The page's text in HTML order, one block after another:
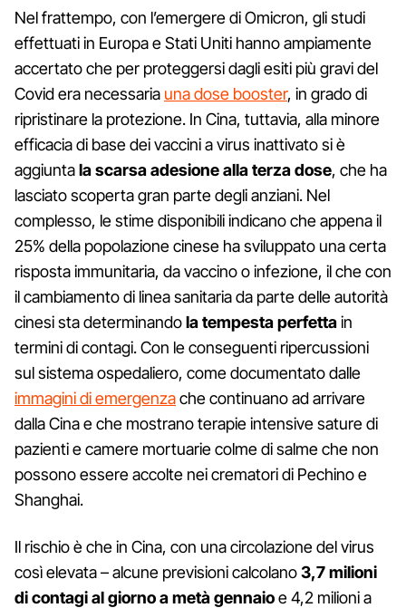
Nel frattempo, con l’emergere di Omicron, gli studi
effettuati in Europa e Stati Uniti hanno ampiamente
accertato che per proteggersi dagli esiti più gravi del
Covid era necessaria una dose booster, in grado di
ripristinare la protezione. In Cina, tuttavia, alla minore
efficacia di base dei vaccini a virus inattivato si è
aggiuntala scarsa adesione alla terza dose, che ha
lasciato scoperta gran parte degli anziani. Nel
complesso, le stime disponibili indicano che appena il
25% della popolazione cinese ha sviluppato una certa
risposta immunitaria, da vaccino o infezione, il che con
il cambiamento di linea sanitaria da parte delle autorità
cinesi sta determinandola tempesta perfettain
termini di contagi. Con le conseguenti ripercussioni
sul sistema ospedaliero, come documentato dalle
immagini di emergenzache continuano ad arrivare
dalla Cina e che mostrano terapie intensive sature di
pazienti e camere mortuarie colme di salme che non
possono essere accolte nei crematori di Pechino e
Shanghai.
Il rischio è che in Cina, con una circolazione del virus
così elevata – alcune previsioni calcolano3,7 milioni
di contagi al giorno a metà gennaioe 4,2 milioni a